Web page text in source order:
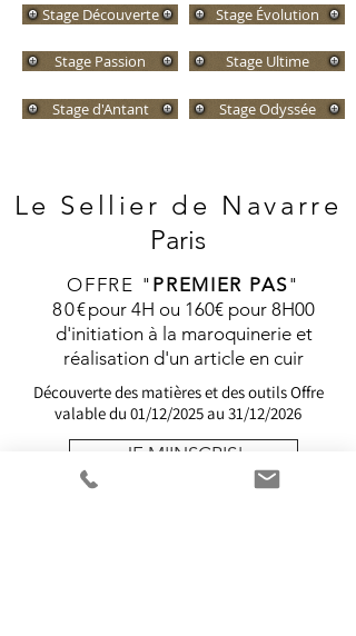
Stage Découverte Stage Évolution
Stage Passion Stage Ultime
Stage d'Antant Stage Odyssée
Le Sellier de Navarre
Paris
OFFRE " PREMIER PAS"
80€pour 4H ou 160€ pour 8H00
d'initiation à la maroquinerie et
réalisation d'un article en cuir
Découverte des matières et des outilsOffre
valable du 01/12/2025 au 31/12/2026
JE M'INSCRIS!